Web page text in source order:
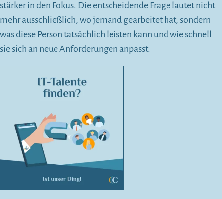
stärker in den Fokus. Die entscheidende Frage lautet nicht
mehr ausschließlich, wo jemand gearbeitet hat, sondern
was diese Person tatsächlich leisten kann und wie schnell
sie sich an neue Anforderungen anpasst.